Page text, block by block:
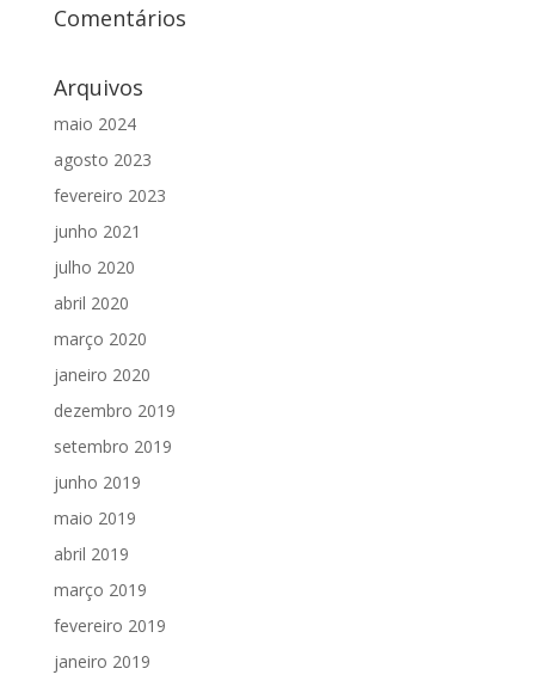
Comentários
Arquivos
maio 2024
agosto 2023
fevereiro 2023
junho 2021
julho 2020
abril 2020
março 2020
janeiro 2020
dezembro 2019
setembro 2019
junho 2019
maio 2019
abril 2019
março 2019
fevereiro 2019
janeiro 2019